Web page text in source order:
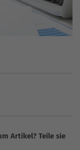
Artikel? Teile sie